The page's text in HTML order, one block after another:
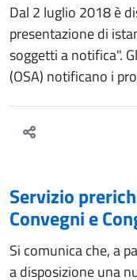
Dal 2 luglio 2018 è
presentazione di
soggetti a notifica".
(OSA) notificano i
Servizio
Convegni e
Si comunica che, a
a disposizione una